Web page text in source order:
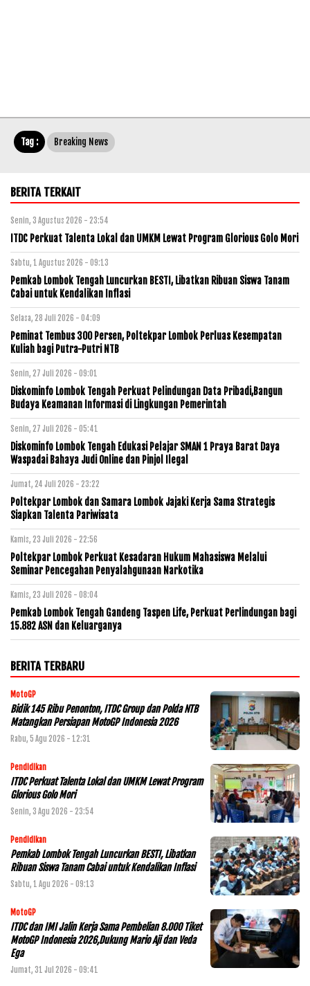
Tag : Breaking News
BERITA TERKAIT
Senin, 3 Agustus 2026 - 23:54
ITDC Perkuat Talenta Lokal dan UMKM Lewat Program Glorious Golo Mori
Sabtu, 1 Agustus 2026 - 09:13
Pemkab Lombok Tengah Luncurkan BESTI, Libatkan Ribuan Siswa Tanam
Cabai untuk Kendalikan Inflasi
Selasa, 28 Juli 2026 - 04:09
Peminat Tembus 300 Persen, Poltekpar Lombok Perluas Kesempatan
Kuliah bagi Putra-Putri NTB
Senin, 27 Juli 2026 - 09:01
Diskominfo Lombok Tengah Perkuat Pelindungan Data Pribadi,Bangun
Budaya Keamanan Informasi di Lingkungan Pemerintah
Senin, 27 Juli 2026 - 05:41
Diskominfo Lombok Tengah Edukasi Pelajar SMAN 1 Praya Barat Daya
Waspadai Bahaya Judi Online dan Pinjol Ilegal
Jumat, 24 Juli 2026 - 23:22
Poltekpar Lombok dan Samara Lombok Jajaki Kerja Sama Strategis
Siapkan Talenta Pariwisata
Kamis, 23 Juli 2026 - 22:56
Poltekpar Lombok Perkuat Kesadaran Hukum Mahasiswa Melalui
Seminar Pencegahan Penyalahgunaan Narkotika
Kamis, 23 Juli 2026 - 08:04
Pemkab Lombok Tengah Gandeng Taspen Life, Perkuat Perlindungan bagi
15.882 ASN dan Keluarganya
BERITA TERBARU
MotoGP
Bidik 145 Ribu Penonton, ITDC Group dan Polda NTB
Matangkan Persiapan MotoGP Indonesia 2026
Rabu, 5 Agu 2026 - 12:31
Pendidikan
ITDC Perkuat Talenta Lokal dan UMKM Lewat Program
Glorious Golo Mori
Senin, 3 Agu 2026 - 23:54
Pendidikan
Pemkab Lombok Tengah Luncurkan BESTI, Libatkan
Ribuan Siswa Tanam Cabai untuk Kendalikan Inflasi
Sabtu, 1 Agu 2026 - 09:13
MotoGP
ITDC dan IMI Jalin Kerja Sama Pembelian 8.000 Tiket
MotoGP Indonesia 2026,Dukung Mario Aji dan Veda
Ega
Jumat, 31 Jul 2026 - 09:41